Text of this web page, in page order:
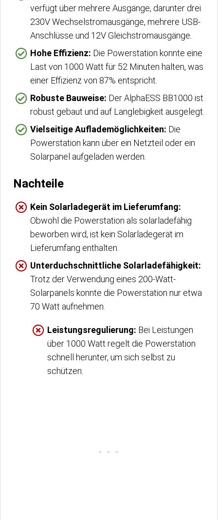
verfügt über mehrere Ausgänge, darunter drei
230V Wechselstromausgänge, mehrere USB-
Anschlüsse und 12V Gleichstromausgänge.
Hohe Effizienz: Die Powerstation konnte eine
Last von 1000 Watt für 52 Minuten halten, was
einer Effizienz von 87% entspricht.
Robuste Bauweise: Der AlphaESS BB1000 ist
robust gebaut und auf Langlebigkeit ausgelegt.
Vielseitige Auflademöglichkeiten: Die
Powerstation kann über ein Netzteil oder ein
Solarpanel aufgeladen werden.
Nachteile
Kein Solarladegerät im Lieferumfang:
Obwohl die Powerstation als solarladefähig
beworben wird, ist kein Solarladegerät im
Lieferumfang enthalten.
Unterduchschnittliche Solarladefähigkeit:
Trotz der Verwendung eines 200-Watt-
Solarpanels konnte die Powerstation nur etwa
70 Watt aufnehmen.
Leistungsregulierung: Bei Leistungen
über 1000 Watt regelt die Powerstation
schnell herunter, um sich selbst zu
schützen.